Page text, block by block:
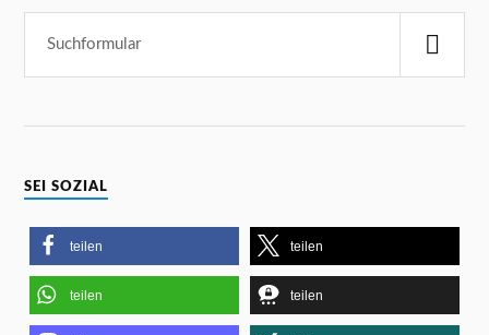
SEI SOZIAL
teilen teilen
teilen teilen